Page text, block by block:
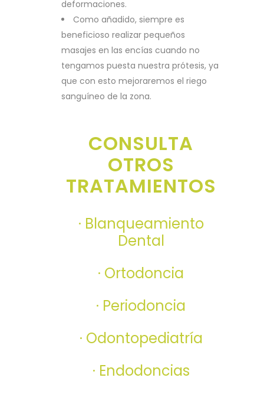
deformaciones.
Como añadido, siempre es
beneficioso realizar pequeños
masajes en las encías cuando no
tengamos puesta nuestra prótesis, ya
que con esto mejoraremos el riego
sanguíneo de la zona.
CONSULTA
OTROS
TRATAMIENTOS
· Blanqueamiento
Dental
· Ortodoncia
· Periodoncia
· Odontopediatría
· Endodoncias